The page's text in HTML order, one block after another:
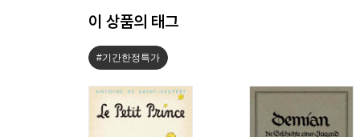
이 상품의 태그
#기간한정특가